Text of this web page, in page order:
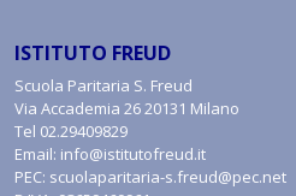
ISTITUTO FREUD
Scuola Paritaria S. Freud
Via Accademia 26 20131 Milano
Tel 02.29409829
Email: info@istitutofreud.it
PEC: scuolaparitaria-s.freud@pec.net